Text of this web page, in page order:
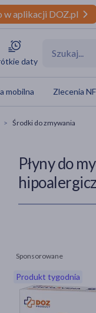
w aplikacji DOZ.pl
daty
mobilna Zlecenia
Środki do zmywania
Płyny do
Sponsorowane
Produkt tygodnia